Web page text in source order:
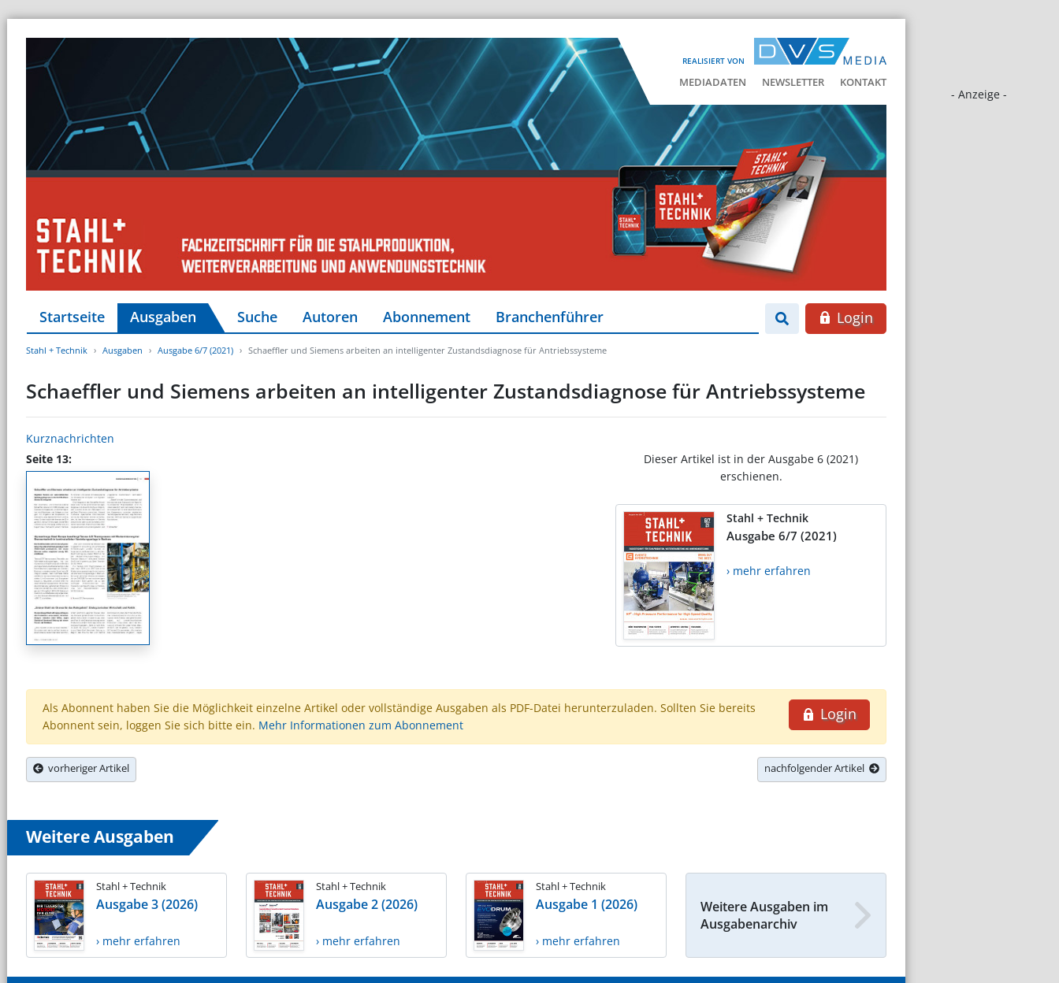
REALISIERT VON
MEDIADATEN NEWSLETTER KONTAKT
- Anzeige -
Startseite Ausgaben Suche Autoren Abonnement Branchenführer Login
Stahl + Technik Ausgaben Ausgabe 6/7 (2021) Schaeffler und Siemens arbeiten an intelligenter Zustandsdiagnose für Antriebssysteme
Schaeffler und Siemens arbeiten an intelligenter Zustandsdiagnose für Antriebssysteme
Kurznachrichten
Seite 13:
Dieser Artikel ist in der Ausgabe 6 (2021)
erschienen.
Stahl + Technik
Ausgabe 6/7 (2021)
› mehr erfahren
Login
Als Abonnent haben Sie die Möglichkeit einzelne Artikel oder vollständige Ausgaben als PDF-Datei herunterzuladen. Sollten Sie bereits
Abonnent sein, loggen Sie sich bitte ein. Mehr Informationen zum Abonnement
vorheriger Artikel nachfolgender Artikel
Weitere Ausgaben
Stahl + Technik
Ausgabe 3 (2026)
› mehr erfahren
Stahl + Technik
Ausgabe 2 (2026)
› mehr erfahren
Stahl + Technik
Ausgabe 1 (2026)
› mehr erfahren
Weitere Ausgaben im
Ausgabenarchiv